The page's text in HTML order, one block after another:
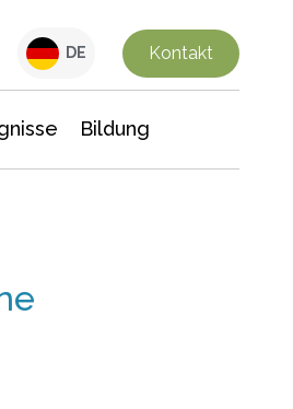
DE Kontakt
Bildung